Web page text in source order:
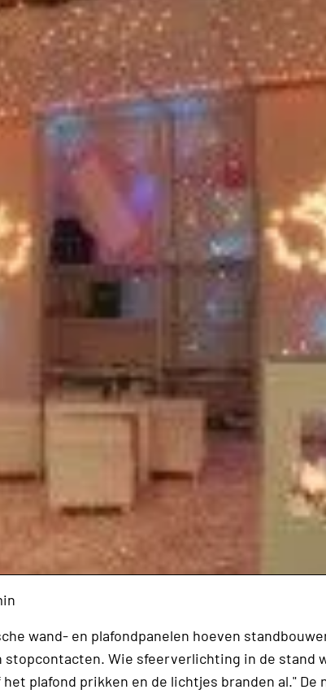
wand- en plafondpanelen hoeven
Wie sfeerverlichting in de stand
plafond prikken en de lichtjes branden al." De